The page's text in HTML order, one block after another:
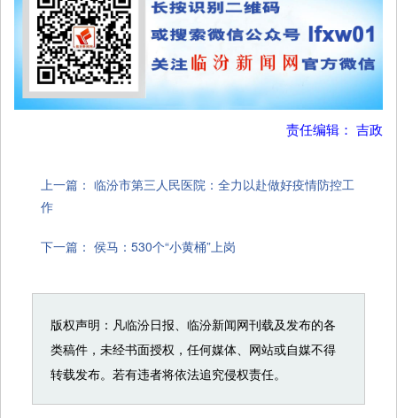
责任编辑： 吉政
上一篇： 临汾市第三人民医院：全力以赴做好疫情防控工
作
下一篇： 侯马：530个“小黄桶”上岗
版权声明：凡临汾日报、临汾新闻网刊载及发布的各
类稿件，未经书面授权，任何媒体、网站或自媒不得
转载发布。若有违者将依法追究侵权责任。